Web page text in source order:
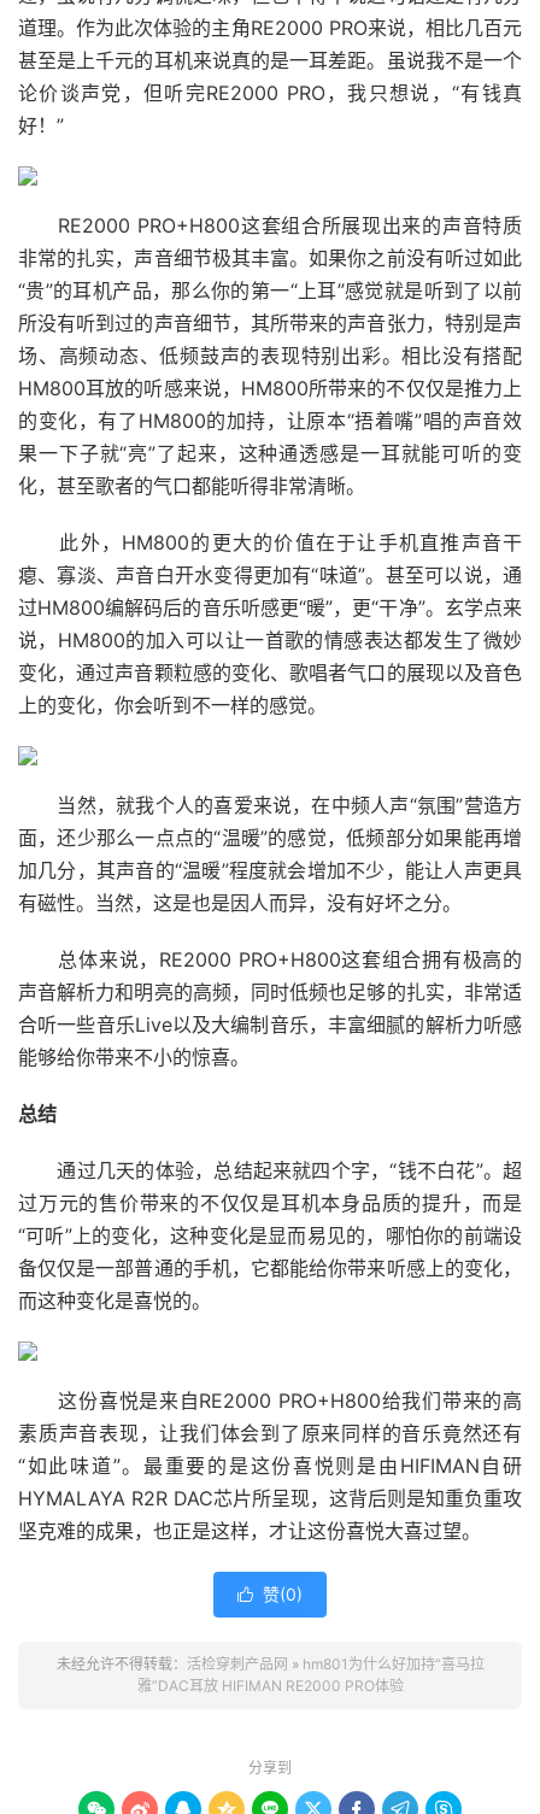
道理。作为此次体验的主角RE2000 PRO来说，相比几百元
甚至是上千元的耳机来说真的是一耳差距。虽说我不是一个
论价谈声党，但听完RE2000 PRO，我只想说，“有钱真
好！”
RE2000 PRO+H800这套组合所展现出来的声音特质
非常的扎实，声音细节极其丰富。如果你之前没有听过如此
“贵”的耳机产品，那么你的第一“上耳”感觉就是听到了以前
所没有听到过的声音细节，其所带来的声音张力，特别是声
场、高频动态、低频鼓声的表现特别出彩。相比没有搭配
HM800耳放的听感来说，HM800所带来的不仅仅是推力上
的变化，有了HM800的加持，让原本“捂着嘴”唱的声音效
果一下子就“亮”了起来，这种通透感是一耳就能可听的变
化，甚至歌者的气口都能听得非常清晰。
此外，HM800的更大的价值在于让手机直推声音干
瘪、寡淡、声音白开水变得更加有“味道”。甚至可以说，通
过HM800编解码后的音乐听感更“暖”，更“干净”。玄学点来
说，HM800的加入可以让一首歌的情感表达都发生了微妙
变化，通过声音颗粒感的变化、歌唱者气口的展现以及音色
上的变化，你会听到不一样的感觉。
当然，就我个人的喜爱来说，在中频人声“氛围”营造方
面，还少那么一点点的“温暖”的感觉，低频部分如果能再增
加几分，其声音的“温暖”程度就会增加不少，能让人声更具
有磁性。当然，这是也是因人而异，没有好坏之分。
总体来说，RE2000 PRO+H800这套组合拥有极高的
声音解析力和明亮的高频，同时低频也足够的扎实，非常适
合听一些音乐Live以及大编制音乐，丰富细腻的解析力听感
能够给你带来不小的惊喜。
总结
通过几天的体验，总结起来就四个字，“钱不白花”。超
过万元的售价带来的不仅仅是耳机本身品质的提升，而是
“可听”上的变化，这种变化是显而易见的，哪怕你的前端设
备仅仅是一部普通的手机，它都能给你带来听感上的变化，
而这种变化是喜悦的。
这份喜悦是来自RE2000 PRO+H800给我们带来的高
素质声音表现，让我们体会到了原来同样的音乐竟然还有
“如此味道”。最重要的是这份喜悦则是由HIFIMAN自研
HYMALAYA R2R DAC芯片所呈现，这背后则是知重负重攻
坚克难的成果，也正是这样，才让这份喜悦大喜过望。
 赞(0)
未经允许不得转载： 活检穿刺产品网 » hm801为什么好加持“喜马拉
雅”DAC耳放 HIFIMAN RE2000 PRO体验
分享到
        